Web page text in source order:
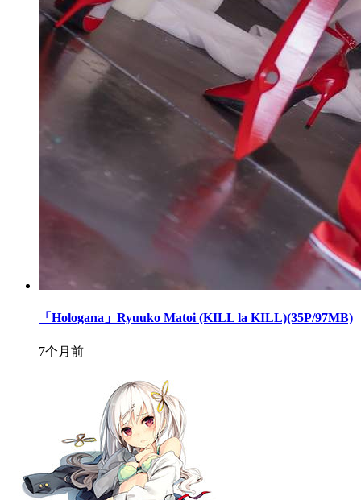
「Hologana」Ryuuko Matoi (KILL la KILL)(35P/97MB)
7个月前